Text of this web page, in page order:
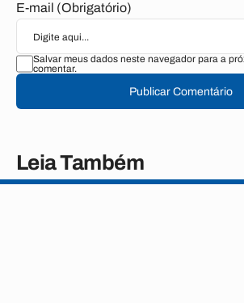
E-mail (Obrigatório)
Salvar meus dados neste navegador para a
comentar.
Publicar Comentário
Leia Também